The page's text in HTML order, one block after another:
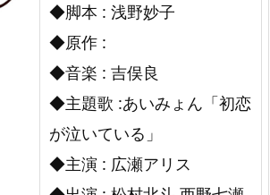
や
っ
て
ど
う
す
る
◆脚本 : 浅野妙子
◆原作 :
◆音楽 : 吉俣良
◆主題歌 :あいみょん「初恋
が泣いている」
◆主演 : 広瀬アリス